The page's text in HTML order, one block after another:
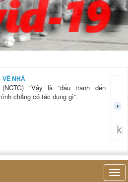
VỀ NHÀ
(NCTG) “Vậy là “đấu tranh đến
chẳng có tác dụng gì”.